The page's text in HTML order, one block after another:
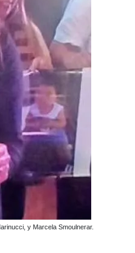
y Marcela Smoulnerar.